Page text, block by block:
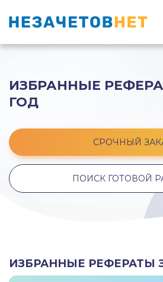
ИЗБРАННЫЕ
ГОД
СРОЧНЫЙ
ПОИСК ГОТОВОЙ
ИЗБРАННЫЕ РЕФЕРАТЫ